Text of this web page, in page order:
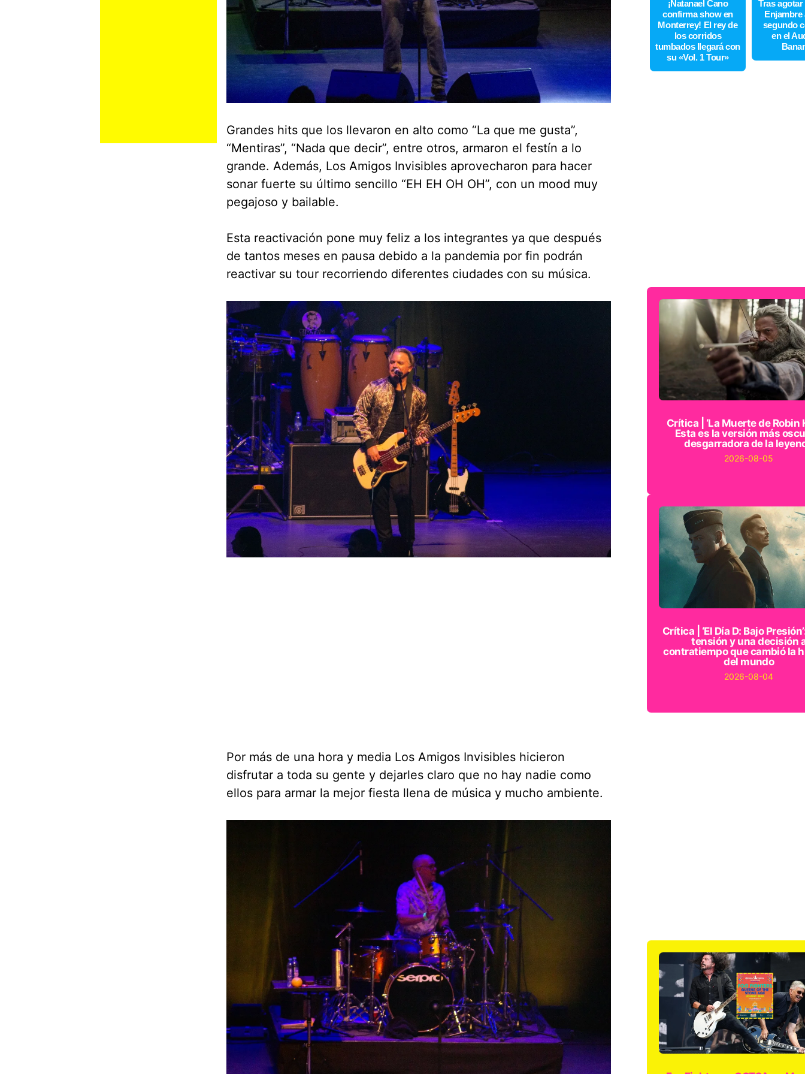
Grandes hits que los llevaron en alto como “La que me gusta”,
“Mentiras”, “Nada que decir”, entre otros, armaron el festín a lo
grande. Además, Los Amigos Invisibles aprovecharon para hacer
sonar fuerte su último sencillo “EH EH OH OH”, con un mood muy
pegajoso y bailable.
Esta reactivación pone muy feliz a los integrantes ya que después
de tantos meses en pausa debido a la pandemia por fin podrán
reactivar su tour recorriendo diferentes ciudades con su música.
Por más de una hora y media Los Amigos Invisibles hicieron
disfrutar a toda su gente y dejarles claro que no hay nadie como
ellos para armar la mejor fiesta llena de música y mucho ambiente.
¡Natanael Cano
confirma show en
Monterrey! El rey de
los corridos
tumbados llegará con
su «Vol. 1 Tour»
Tras
Enjambre
segundo
en el
Crítica | ‘La Muerte de Robin
Esta es la versión más
desgarradora de la
2026-08-05
Crítica | ‘El Día D: Bajo
tensión y una decisión
contratiempo que cambió la
del mundo
2026-08-04